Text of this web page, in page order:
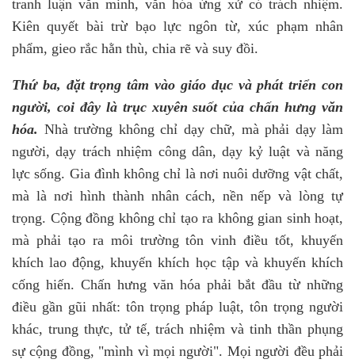
tranh luận văn minh, văn hóa ứng xử có trách nhiệm.
Kiên quyết bài trừ bạo lực ngôn từ, xúc phạm nhân
phẩm, gieo rắc hằn thù, chia rẽ và suy đồi.
Thứ ba, đặt trọng tâm vào giáo dục và phát triển con
người, coi đây là trục xuyên suốt của chấn hưng văn
hóa. Nhà trường không chỉ dạy chữ, mà phải dạy làm
người, dạy trách nhiệm công dân, dạy kỷ luật và năng
lực sống. Gia đình không chỉ là nơi nuôi dưỡng vật chất,
mà là nơi hình thành nhân cách, nền nếp và lòng tự
trọng. Cộng đồng không chỉ tạo ra không gian sinh hoạt,
mà phải tạo ra môi trường tôn vinh điều tốt, khuyến
khích lao động, khuyến khích học tập và khuyến khích
cống hiến. Chấn hưng văn hóa phải bắt đầu từ những
điều gần gũi nhất: tôn trọng pháp luật, tôn trọng người
khác, trung thực, tử tế, trách nhiệm và tinh thần phụng
sự cộng đồng, "mình vì mọi người". Mọi người đều phải